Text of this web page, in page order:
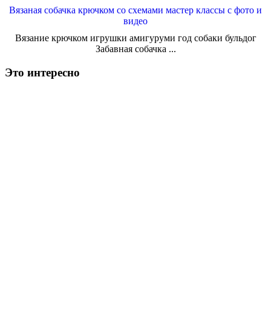
Вязаная собачка крючком со схемами мастер классы с фото и
видео
Вязание крючком игрушки амигуруми год собаки бульдог
Забавная собачка ...
Это интересно